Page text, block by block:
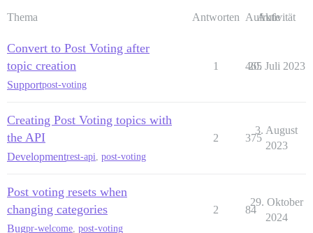
Thema Antworten Aufrufe
Aktivität
Convert to Post Voting after
topic creation
Supportpost-voting
1 465
20. Juli 2023
Creating Post Voting topics with
the API
Developmentrest-api, post-voting
2 375
3. August
2023
Post voting resets when
changing categories
Bugpr-welcome, post-voting
2 84
29. Oktober
2024